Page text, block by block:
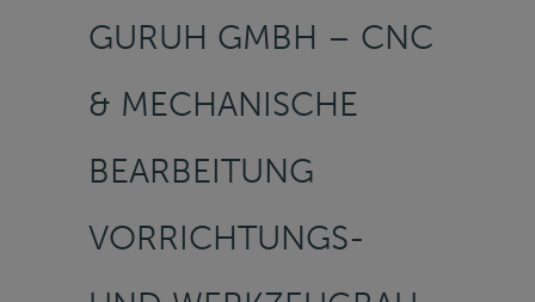
GURUH GMBH – CNC
& MECHANISCHE
BEARBEITUNG
VORRICHTUNGS-